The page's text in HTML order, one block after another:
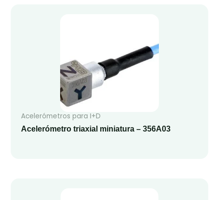
Acelerómetros para I+D
Acelerómetro triaxial miniatura – 356A03